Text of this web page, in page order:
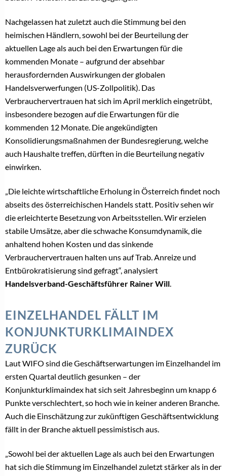
Nachgelassen hat zuletzt auch die Stimmung bei den
heimischen Händlern, sowohl bei der Beurteilung der
aktuellen Lage als auch bei den Erwartungen für die
kommenden Monate – aufgrund der absehbar
herausfordernden Auswirkungen der globalen
Handelsverwerfungen (US-Zollpolitik). Das
Verbrauchervertrauen hat sich im April merklich eingetrübt,
insbesondere bezogen auf die Erwartungen für die
kommenden 12 Monate. Die angekündigten
Konsolidierungsmaßnahmen der Bundesregierung, welche
auch Haushalte treffen, dürften in die Beurteilung negativ
einwirken.
„Die leichte wirtschaftliche Erholung in Österreich findet noch
abseits des österreichischen Handels statt. Positiv sehen wir
die erleichterte Besetzung von Arbeitsstellen. Wir erzielen
stabile Umsätze, aber die schwache Konsumdynamik, die
anhaltend hohen Kosten und das sinkende
Verbrauchervertrauen halten uns auf Trab. Anreize und
Entbürokratisierung sind gefragt“, analysiert
Handelsverband-Geschäftsführer Rainer Will.
EINZELHANDEL FÄLLT IM
KONJUNKTURKLIMAINDEX
ZURÜCK
Laut WIFO sind die Geschäftserwartungen im Einzelhandel im
ersten Quartal deutlich gesunken – der
Konjunkturklimaindex hat sich seit Jahresbeginn um knapp 6
Punkte verschlechtert, so hoch wie in keiner anderen Branche.
Auch die Einschätzung zur zukünftigen Geschäftsentwicklung
fällt in der Branche aktuell pessimistisch aus.
„Sowohl bei der aktuellen Lage als auch bei den Erwartungen
hat sich die Stimmung im Einzelhandel zuletzt stärker als in der